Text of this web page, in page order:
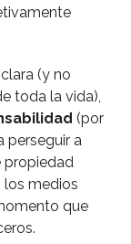
(y no
toda la vida),
(por
perseguir a
propiedad
medios
que